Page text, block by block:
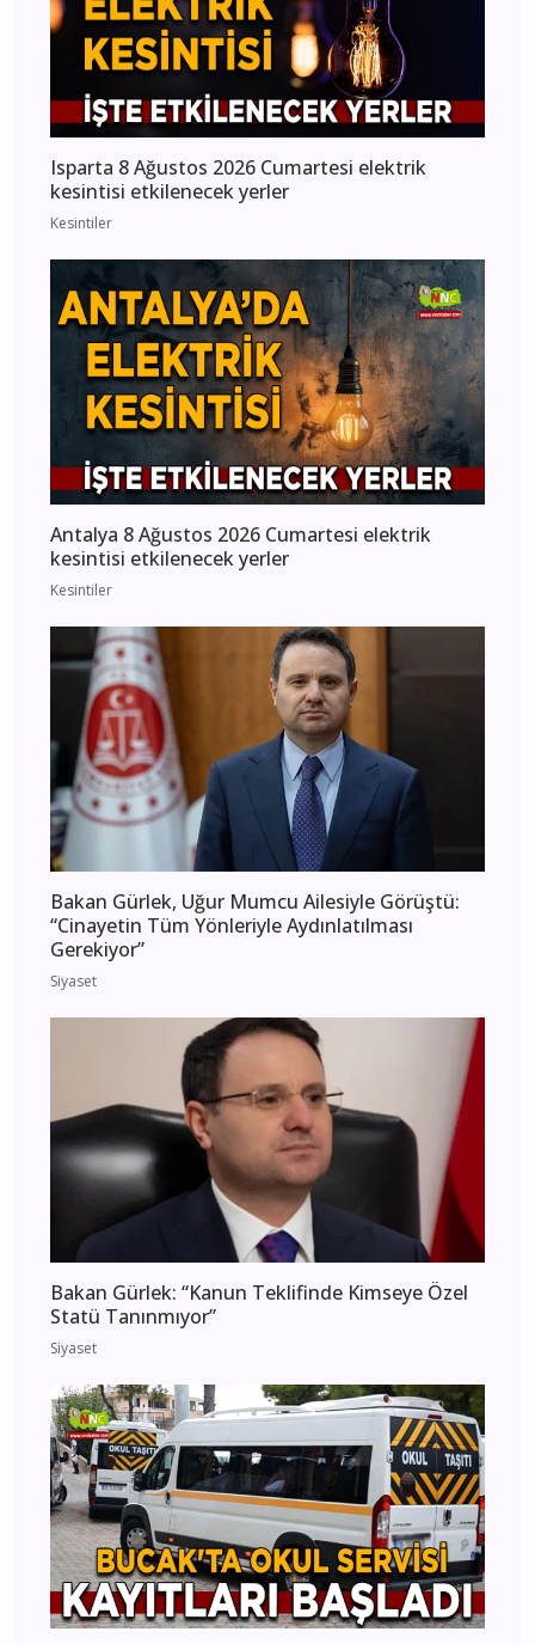
Isparta 8 Ağustos 2026 Cumartesi elektrik
kesintisi etkilenecek yerler
Kesintiler
Antalya 8 Ağustos 2026 Cumartesi elektrik
kesintisi etkilenecek yerler
Kesintiler
Bakan Gürlek, Uğur Mumcu Ailesiyle Görüştü:
“Cinayetin Tüm Yönleriyle Aydınlatılması
Gerekiyor”
Siyaset
Bakan Gürlek: “Kanun Teklifinde Kimseye Özel
Statü Tanınmıyor”
Siyaset